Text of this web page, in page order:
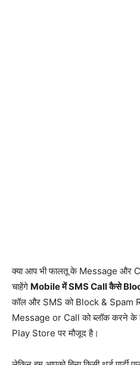
क्या आप भी फालतू के Message और
चाहेंगे Mobile में SMS Call कैसे
कॉल और SMS को Block & Spam
Message or Call को ब्लॉक करने के
Play Store पर मौजूद है।